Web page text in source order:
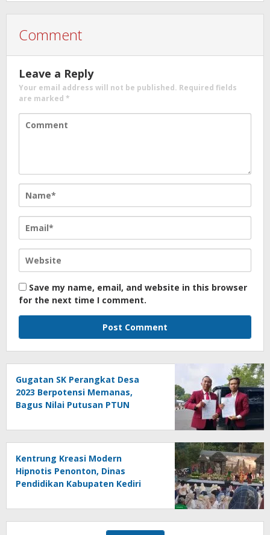
Comment
Leave a Reply
Your email address will not be published. Required fields
are marked *
Save my name, email, and website in this browser
for the next time I comment.
Gugatan SK Perangkat Desa
2023 Berpotensi Memanas,
Bagus Nilai Putusan PTUN
Kentrung Kreasi Modern
Hipnotis Penonton, Dinas
Pendidikan Kabupaten Kediri